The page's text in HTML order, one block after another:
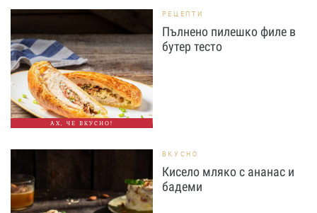
АХ, ЧЕ ВКУСНО!
РЕЦЕПТИ
Пълнено пилешко филе в
бутер тесто
ВКУСНО
Кисело мляко с ананас и
бадеми